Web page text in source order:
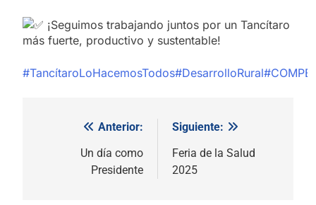
¡Seguimos trabajando juntos por un Tancítaro
más fuerte, productivo y sustentable!
#TancítaroLoHacemosTodos#DesarrolloRural
Navegación
Anterior:
Un día como
Presidente
Siguiente:
Feria de la Salud
2025